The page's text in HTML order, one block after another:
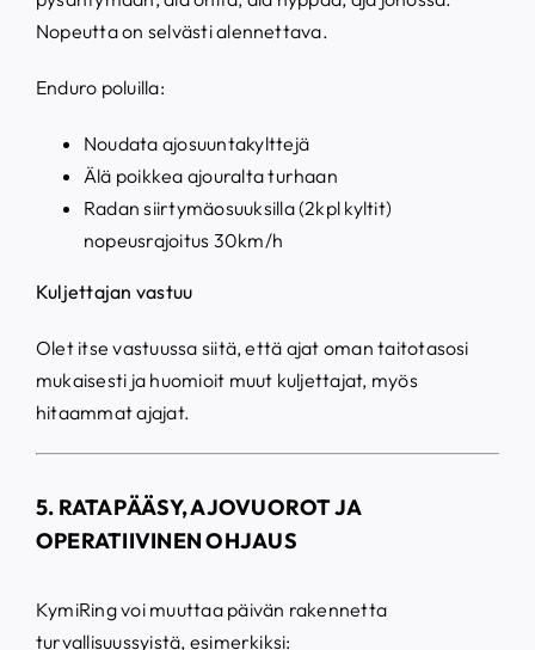
Nopeutta on selvästi alennettava.
Enduro poluilla:
Noudata ajosuuntakylttejä
Älä poikkea ajouralta turhaan
Radan siirtymäosuuksilla (2kpl kyltit)
nopeusrajoitus 30km/h
Kuljettajan vastuu
Olet itse vastuussa siitä, että ajat oman taitotasosi
mukaisesti ja huomioit muut kuljettajat, myös
hitaammat ajajat.
5. RATAPÄÄSY, AJOVUOROT JA
OPERATIIVINEN OHJAUS
KymiRing voi muuttaa päivän rakennetta
turvallisuussyistä, esimerkiksi: